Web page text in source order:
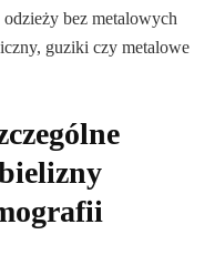
bez metalowych
guziki czy metalowe